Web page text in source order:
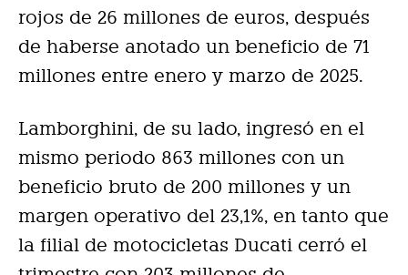
rojos de 26 millones de euros, después
de haberse anotado un beneficio de 71
millones entre enero y marzo de 2025.
Lamborghini, de su lado, ingresó en el
mismo periodo 863 millones con un
beneficio bruto de 200 millones y un
margen operativo del 23,1%, en tanto que
la filial de motocicletas Ducati cerró el